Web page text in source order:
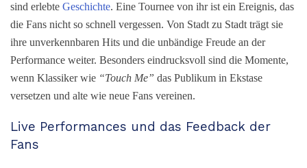
sind erlebte Geschichte. Eine Tournee von ihr ist ein Ereignis, das
die Fans nicht so schnell vergessen. Von Stadt zu Stadt trägt sie
ihre unverkennbaren Hits und die unbändige Freude an der
Performance weiter. Besonders eindrucksvoll sind die Momente,
wenn Klassiker wie “Touch Me” das Publikum in Ekstase
versetzen und alte wie neue Fans vereinen.
Live Performances und das Feedback der
Fans